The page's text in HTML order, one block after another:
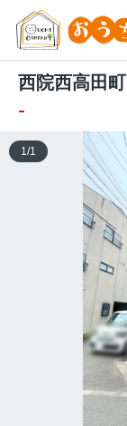
西院西高田町
-
1 /1